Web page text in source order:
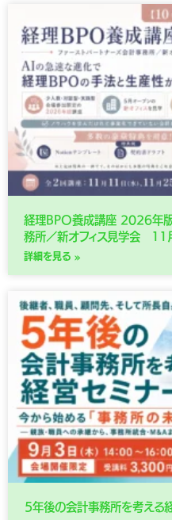
経理BPO養成講座 2026年版
務所／新オフィス見学会 11
詳細を見る »
５年後の会計事務所を考え